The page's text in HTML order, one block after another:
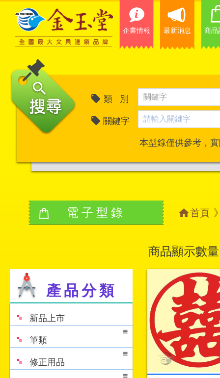
企業情報 最新消息 商品
類 別
關鍵字
本型錄僅供參考，
電子型錄 首頁
產品分類
新品上市
筆類
修正用品
商品顯示數量